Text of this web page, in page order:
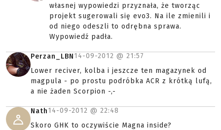
własnej wypowiedzi przyznała, że tworząc
projekt sugerowali się evo3. Na ile zmienili i
od niego odeszli to odrębna sprawa.
Wypowiedź padła.
Perzan_LBN14-09-2012 @ 21:57
Lower reciver, kolba i jeszcze ten magazynek od
magpula - po prostu podróbka ACR z krótką lufą,
a nie żaden Scorpion -,-
Nath14-09-2012 @ 22:48
Skoro GHK to oczywiście Magna inside?